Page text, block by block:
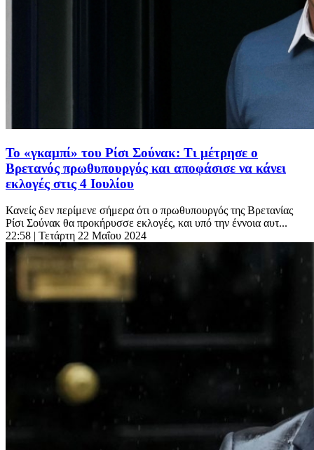
Το «γκαμπί» του Ρίσι Σούνακ: Τι μέτρησε ο
Βρετανός πρωθυπουργός και αποφάσισε να κάνει
εκλογές στις 4 Ιουλίου
Κανείς δεν περίμενε σήμερα ότι ο πρωθυπουργός της Βρετανίας
Ρίσι Σούνακ θα προκήρυσσε εκλογές, και υπό την έννοια αυτ...
22:58 | Τετάρτη 22 Μαΐου 2024